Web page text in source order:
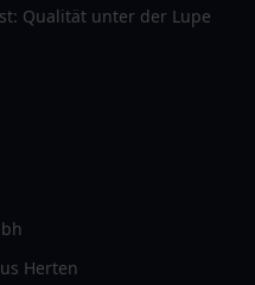
Qualität unter der Lupe
Herten